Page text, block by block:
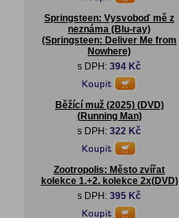
Springsteen: Vysvoboď mě z
neznáma (Blu-ray)
(Springsteen: Deliver Me from
Nowhere)
s DPH: 394 Kč
Běžící muž (2025) (DVD)
(Running Man)
s DPH: 322 Kč
Zootropolis: Město zvířat
kolekce 1.+2. kolekce 2x(DVD)
s DPH: 395 Kč